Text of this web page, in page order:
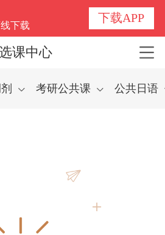
考研公共课 公共日语
下载
下载APP
课中心